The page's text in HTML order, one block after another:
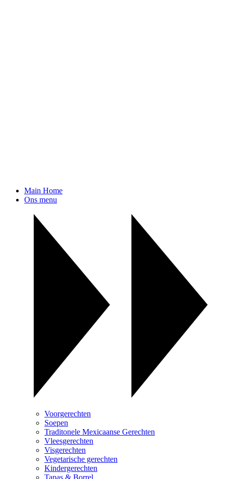
Main Home
Ons menu
Voorgerechten
Soepen
Traditonele Mexicaanse Gerechten
Vleesgerechten
Visgerechten
Vegetarische gerechten
Kindergerechten
Tapas & Borrel